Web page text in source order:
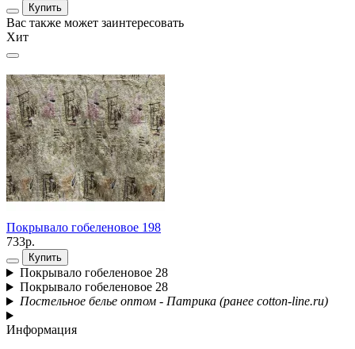
Купить
Вас также может заинтересовать
Хит
Покрывало гобеленовое 198
733р.
Купить
Покрывало гобеленовое 28
Покрывало гобеленовое 28
Постельное белье оптом - Патрика (ранее cotton-line.ru)
Информация